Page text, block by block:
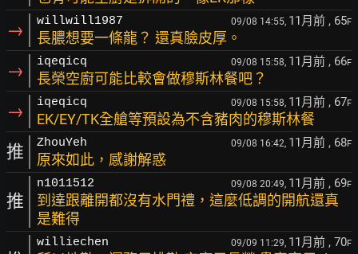
→ willwill1987 09/08 14:55, 11月前 , 65F
長膿想要一條龍？ 還真臉皮厚。
→ iqeqicq 09/08 15:58, 11月前 , 66F
長榮空廚可能比較會做穆斯林餐吧？
→ iqeqicq 09/08 15:58, 11月前 , 67F
EK/EY/TK全艙等預設為不含豬肉的穆斯林餐
推 ZhouYeh 09/08 16:42, 11月前 , 68F
原來如此，感謝解惑
推
n1011512 09/08 20:49, 11月前 , 69F
到達跟離開都沒有水門禮，這麼低調的開航還真
是難得
williechen 09/09 11:29, 11月前 , 70F